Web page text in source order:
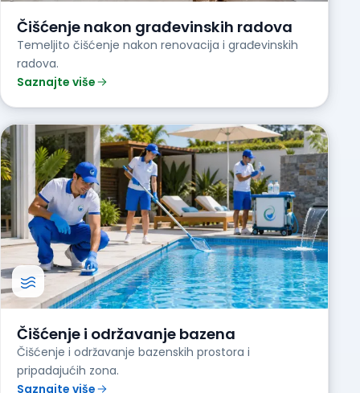
Čišćenje nakon građevinskih radova
Temeljito čišćenje nakon renovacija i građevinskih
radova.
Saznajte više
Čišćenje i održavanje bazena
Čišćenje i održavanje bazenskih prostora i
pripadajućih zona.
Saznajte više